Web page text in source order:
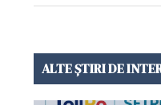
ALTE ȘTIRI DE